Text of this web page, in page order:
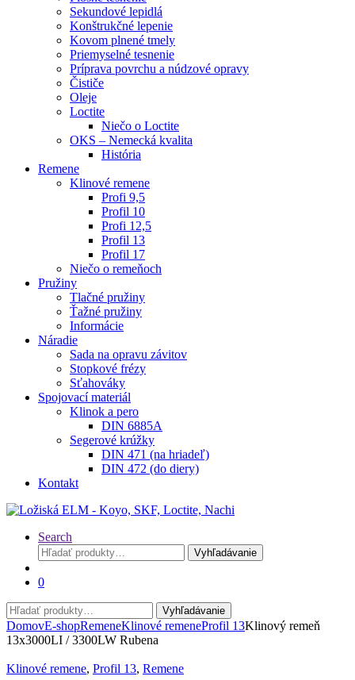
Sekundové lepidlá
Konštrukčné lepenie
Kovom plnené tmely
Priemyselné tesnenie
Príprava povrchu a núdzové opravy
Čističe
Oleje
Loctite
Niečo o Loctite
OKS – Nemecká kvalita
História
Remene
Klinové remene
Profi 9,5
Profil 10
Profi 12,5
Profil 13
Profil 17
Niečo o remeňoch
Pružiny
Tlačné pružiny
Ťažné pružiny
Informácie
Náradie
Sada na opravu závitov
Stopkové frézy
Sťahováky
Spojovací materiál
Klinok a pero
DIN 6885A
Segerové krúžky
DIN 471 (na hriadeľ)
DIN 472 (do diery)
Kontakt
Search
Hľadať:
Vyhľadávanie
0
Hľadať:
Vyhľadávanie
DomovE-shopRemeneKlinové remeneProfil 13Klinový remeň
13x3000LI / 3300LW Rubena
Klinové remene, Profil 13, Remene